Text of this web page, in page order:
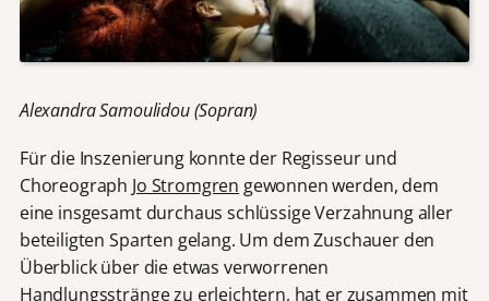
Alexandra Samoulidou (Sopran)
Für die Inszenierung konnte der Regisseur und
Choreograph Jo Stromgren gewonnen werden, dem
eine insgesamt durchaus schlüssige Verzahnung aller
beteiligten Sparten gelang. Um dem Zuschauer den
Überblick über die etwas verworrenen
Handlungsstränge zu erleichtern, hat er zusammen mit